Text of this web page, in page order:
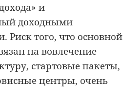
и
доходными
Риск того, что основной
на вовлечение
стартовые пакеты,
центры, очень